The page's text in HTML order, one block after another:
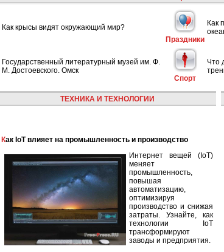
Как крысы видят окружающий мир?
Праздники
Как
Государственный литературный музей им. Ф.
М. Достоевского. Омск
Спорт
Что
ТЕХНИКА И ТЕХНОЛОГИИ
Как IoT влияет на промышленность и производство
Интернет вещей (IoT)
меняет
промышленность,
повышая
автоматизацию,
оптимизируя
производство и снижая
затраты. Узнайте, как
технологии IoT
трансформируют
заводы и предприятия.